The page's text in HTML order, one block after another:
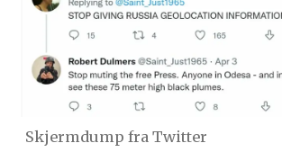
Skjermdump fra Twitter